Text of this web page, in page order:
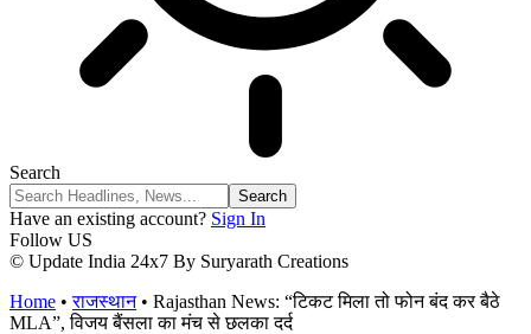
Search
Have an existing account? Sign In
Follow US
© Update India 24x7 By Suryarath Creations
Home •राजस्थान• Rajasthan News: “टिकट मिला तो फोन बंद कर बैठे
MLA”, विजय बैंसला का मंच से छलका दर्द